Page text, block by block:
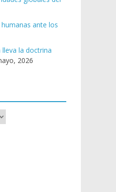
ante los
la doctrina
2026